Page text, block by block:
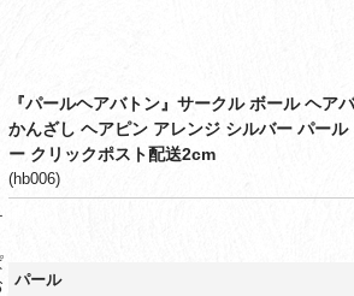
『パールヘアバトン』サークル ボール ヘア
かんざし ヘアピン アレンジ シルバー パール
ー クリックポスト配送2cm
(hb006)
パール